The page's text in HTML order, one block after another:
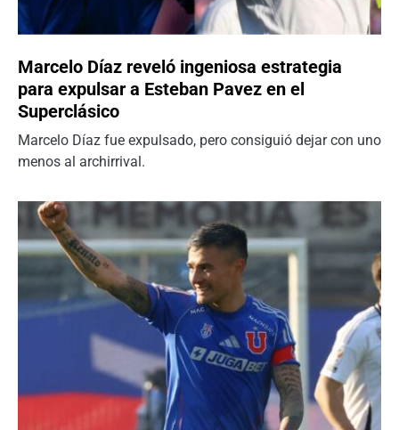
Marcelo Díaz reveló ingeniosa estrategia
para expulsar a Esteban Pavez en el
Superclásico
Marcelo Díaz fue expulsado, pero consiguió dejar con uno
menos al archirrival.